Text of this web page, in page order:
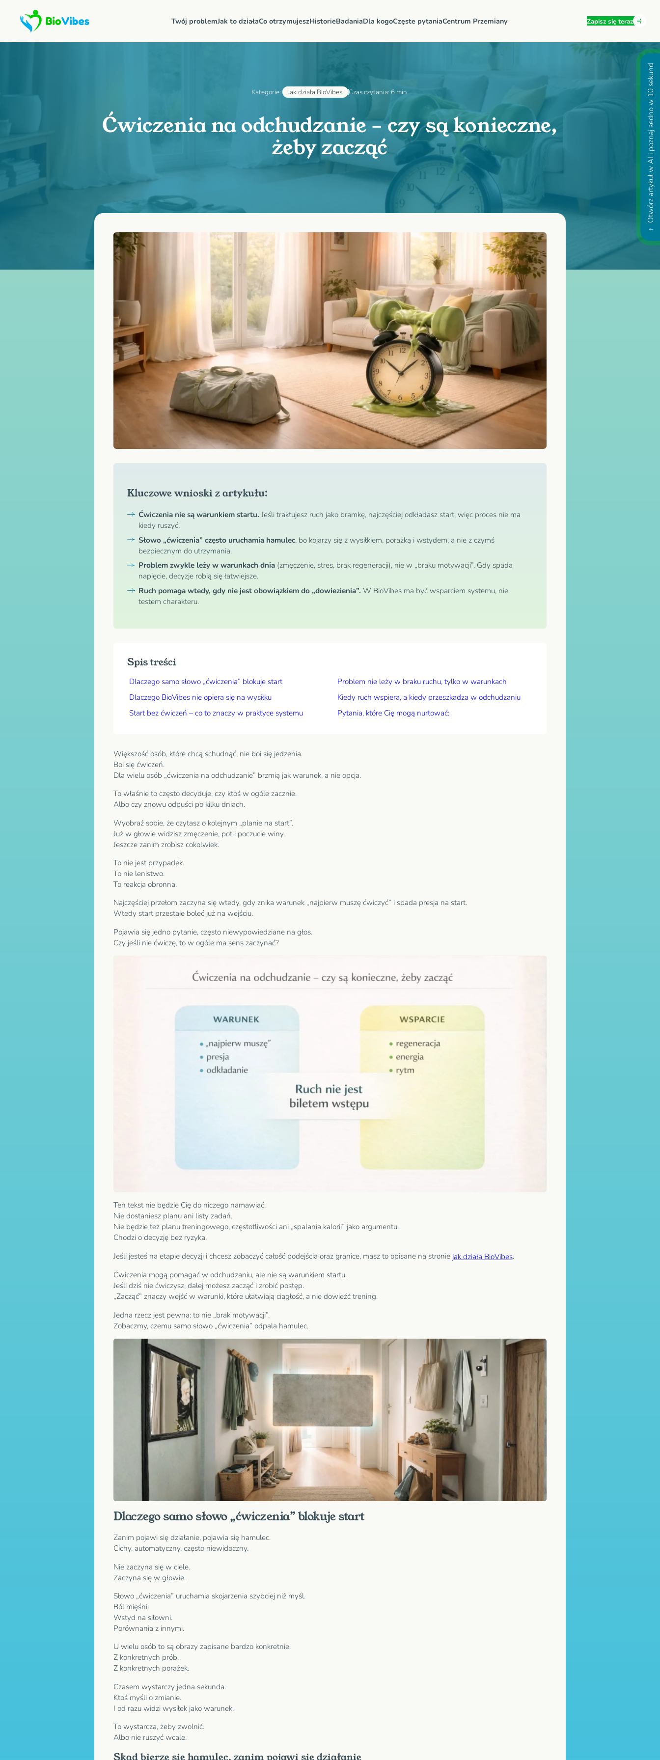
Twój problemJak to działaCo otrzymujeszHistorieBadaniaDla kogoCzęste pytaniaCentrum Przemiany Zapisz się teraz
Kategorie: Jak działa BioVibes Czas czytania: 6 min.
Ćwiczenia na odchudzanie – czy są konieczne,
żeby zacząć
Kluczowe wnioski z artykułu:
Ćwiczenia nie są warunkiem startu. Jeśli traktujesz ruch jako bramkę, najczęściej odkładasz start, więc proces nie ma
kiedy ruszyć.
Słowo „ćwiczenia” często uruchamia hamulec, bo kojarzy się z wysiłkiem, porażką i wstydem, a nie z czymś
bezpiecznym do utrzymania.
Problem zwykle leży w warunkach dnia (zmęczenie, stres, brak regeneracji), nie w „braku motywacji”. Gdy spada
napięcie, decyzje robią się łatwiejsze.
Ruch pomaga wtedy, gdy nie jest obowiązkiem do „dowiezienia”. W BioVibes ma być wsparciem systemu, nie
testem charakteru.
Spis treści
Dlaczego samo słowo „ćwiczenia” blokuje start
Problem nie leży w braku ruchu, tylko w warunkach
Dlaczego BioVibes nie opiera się na wysiłku
Kiedy ruch wspiera, a kiedy przeszkadza w odchudzaniu
Start bez ćwiczeń – co to znaczy w praktyce systemu
Pytania, które Cię mogą nurtować:
Większość osób, które chcą schudnąć, nie boi się jedzenia.
Boi się ćwiczeń.
Dla wielu osób „ćwiczenia na odchudzanie” brzmią jak warunek, a nie opcja.
To właśnie to często decyduje, czy ktoś w ogóle zacznie.
Albo czy znowu odpuści po kilku dniach.
Wyobraź sobie, że czytasz o kolejnym „planie na start”.
Już w głowie widzisz zmęczenie, pot i poczucie winy.
Jeszcze zanim zrobisz cokolwiek.
To nie jest przypadek.
To nie lenistwo.
To reakcja obronna.
Najczęściej przełom zaczyna się wtedy, gdy znika warunek „najpierw muszę ćwiczyć” i spada presja na start.
Wtedy start przestaje boleć już na wejściu.
Pojawia się jedno pytanie, często niewypowiedziane na głos.
Czy jeśli nie ćwiczę, to w ogóle ma sens zaczynać?
Ten tekst nie będzie Cię do niczego namawiać.
Nie dostaniesz planu ani listy zadań.
Nie będzie też planu treningowego, częstotliwości ani „spalania kalorii” jako argumentu.
Chodzi o decyzję bez ryzyka.
Jeśli jesteś na etapie decyzji i chcesz zobaczyć całość podejścia oraz granice, masz to opisane na stronie jak działa BioVibes.
Ćwiczenia mogą pomagać w odchudzaniu, ale nie są warunkiem startu.
Jeśli dziś nie ćwiczysz, dalej możesz zacząć i zrobić postęp.
„Zacząć” znaczy wejść w warunki, które ułatwiają ciągłość, a nie dowieźć trening.
Jedna rzecz jest pewna: to nie „brak motywacji”.
Zobaczmy, czemu samo słowo „ćwiczenia” odpala hamulec.
Dlaczego samo słowo „ćwiczenia” blokuje start
Zanim pojawi się działanie, pojawia się hamulec.
Cichy, automatyczny, często niewidoczny.
Nie zaczyna się w ciele.
Zaczyna się w głowie.
Słowo „ćwiczenia” uruchamia skojarzenia szybciej niż myśl.
Ból mięśni.
Wstyd na siłowni.
Porównania z innymi.
U wielu osób to są obrazy zapisane bardzo konkretnie.
Z konkretnych prób.
Z konkretnych porażek.
Czasem wystarczy jedna sekunda.
Ktoś myśli o zmianie.
I od razu widzi wysiłek jako warunek.
To wystarcza, żeby zwolnić.
Albo nie ruszyć wcale.
Otwórz artykuł w AI i poznaj sedno w 10 sekund